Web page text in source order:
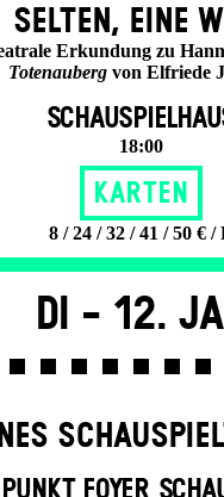
SELTEN, EINE
Erkundung zu
Totenauberg von Elfriede
18:00
Karten
8 / 24 / 32 / 41 / 50 € /
Di - 12.